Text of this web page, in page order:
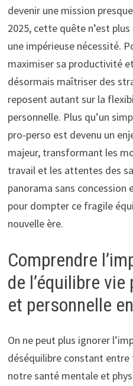
devenir une mission
2025, cette quête n’est
une impérieuse nécessité.
maximiser sa productivité
désormais maîtriser des
reposent autant sur la
personnelle. Plus qu’un
pro-perso est devenu un
majeur, transformant les
travail et les attentes des
panorama sans concession
pour dompter ce fragile
nouvelle ère.
Comprendre
de l’équilibre
et personnelle
On ne peut plus ignorer
déséquilibre constant entre
notre santé mentale et